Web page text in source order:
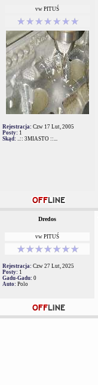
vw PITUŚ
Rejestracja: Czw 17 Lut, 2005
Posty: 1
Skąd: ..:: 3MIASTO ::...
Dredos
vw PITUŚ
Rejestracja: Czw 27 Lut, 2025
Posty: 1
Gadu-Gadu: 0
Auto: Polo